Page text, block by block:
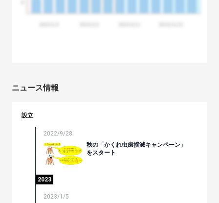
ニュース情報
設立
2022/9/28
秋の「かくれ虫歯撲滅キャンペーン」
をスタート
2023
2023/1/5